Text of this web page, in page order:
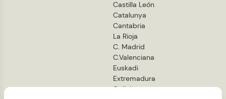
Castilla León
Catalunya
Cantabria
La Rioja
C. Madrid
C.Valenciana
Euskadi
Extremadura
Galicia